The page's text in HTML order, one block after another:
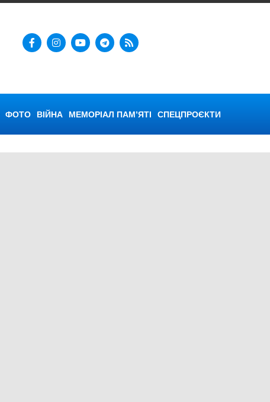
ФОТО ВІЙНА МЕМОРІАЛ ПАМ’ЯТІ СПЕЦПРОЄКТИ